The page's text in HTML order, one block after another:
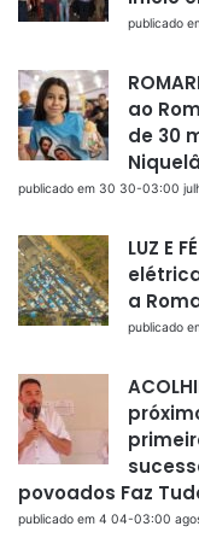
publicado
ao
de 30
publicado em 30 30-03:00
LUZ E
a
publicado
povoados Faz
publicado em 4 04-03:00